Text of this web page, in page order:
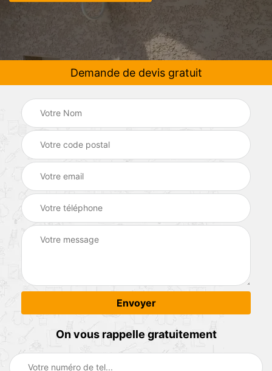
Demande de devis gratuit
On vous rappelle gratuitement